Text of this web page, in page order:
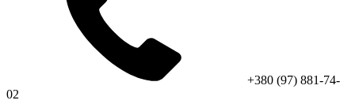
+380 (97) 881-74-
02